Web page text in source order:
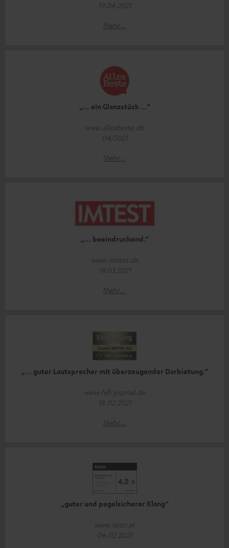
19.04.2021
Mehr...
„… ein Glanzstück …“
www.allesbeste.de
04/2021
Mehr...
„… beeindruckend.“
www.imtest.de
19.03.2021
Mehr...
„… guter Lautsprecher mit überzeugender Darbietung.“
www.hifi-journal.de
18.02.2021
Mehr...
„guter und pegelsicherer Klang“
www.testr.at
06.02.2021